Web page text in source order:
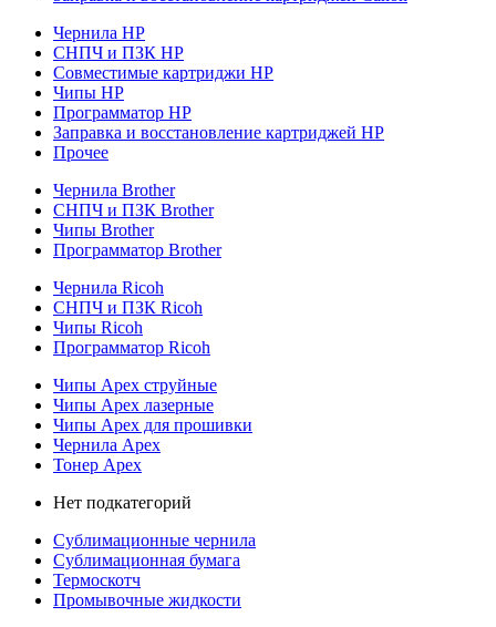
Чернила HP
СНПЧ и ПЗК HP
Совместимые картриджи HP
Чипы HP
Программатор HP
Заправка и восстановление картриджей HP
Прочее
Чернила Brother
СНПЧ и ПЗК Brother
Чипы Brother
Программатор Brother
Чернила Ricoh
СНПЧ и ПЗК Ricoh
Чипы Ricoh
Программатор Ricoh
Чипы Apex струйные
Чипы Apex лазерные
Чипы Apex для прошивки
Чернила Apex
Тонер Apex
Нет подкатегорий
Сублимационные чернила
Сублимационная бумага
Термоскотч
Промывочные жидкости